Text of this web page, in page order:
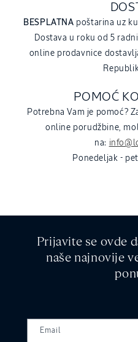
BESPLATNA poštarina uz
Dostava u roku od 5
online prodavnice
POMOĆ
Potrebna Vam je pomoć?
online porudžbine,
na:
Ponedeljak -
Prijavite se ovde
naše najnovije
Email